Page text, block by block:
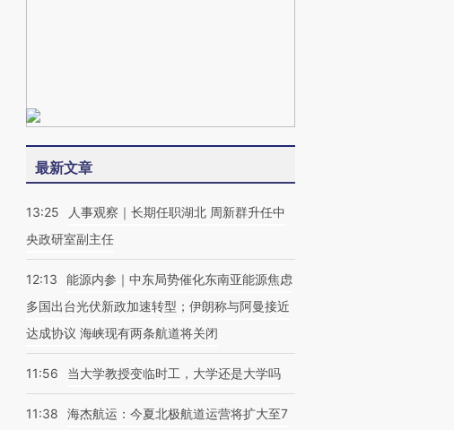
最新文章
13:25
人事观察｜长期任职湖北 周新群升任中
央政研室副主任
12:13
能源内参｜中东局势催化东南亚能源焦虑
多国出台光伏新政加速转型；伊朗称与阿曼接近
达成协议 海峡现有两条航道将关闭
11:56 当大学教授变临时工，大学还是大学吗
11:38
海杰航运：今夏北极航道运营将扩大至7